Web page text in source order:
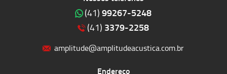
(41) 99267-5248
(41) 3379-2258
amplitude@amplitudeacustica.com.br
Endereço